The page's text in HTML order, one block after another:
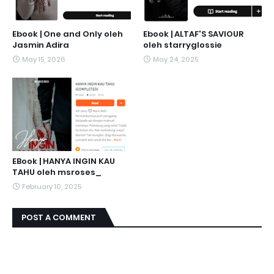
Ebook | One and Only oleh
Jasmin Adira
May 15, 2026
Ebook | ALTAF'S SAVIOUR
oleh starryglossie
May 24, 2025
EBook | HANYA INGIN KAU
TAHU oleh msroses_
February 10, 2025
POST A COMMENT